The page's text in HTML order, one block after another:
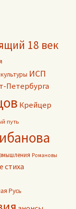
18 век
ИСП
Петербурга
Крейцер
путь
Романовы
стиха
Русь